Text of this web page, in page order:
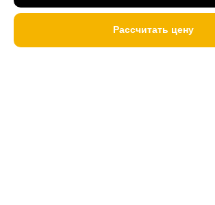
Рассчитать цену